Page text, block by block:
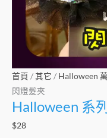
首頁 /其它 / Halloween
閃燈髮夾
Halloween 系
$28